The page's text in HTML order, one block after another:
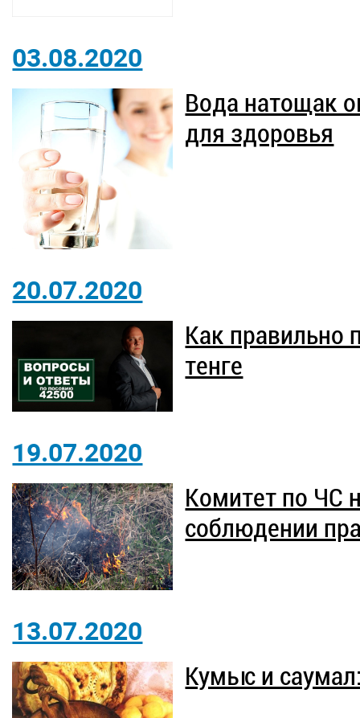
03.08.2020
Вода натощак
для здоровья
20.07.2020
Как правильно
тенге
19.07.2020
Комитет по ЧС
соблюдении
13.07.2020
Кумыс и